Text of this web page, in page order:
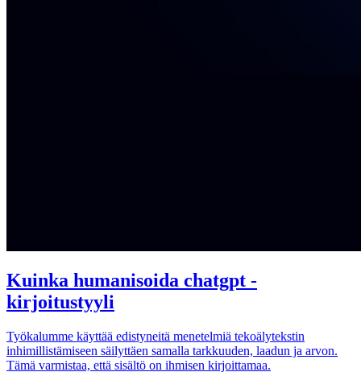
Kuinka humanisoida chatgpt -
kirjoitustyyli
Työkalumme käyttää edistyneitä menetelmiä tekoälytekstin
inhimillistämiseen säilyttäen samalla tarkkuuden, laadun ja arvon.
Tämä varmistaa, että sisältö on ihmisen kirjoittamaa.